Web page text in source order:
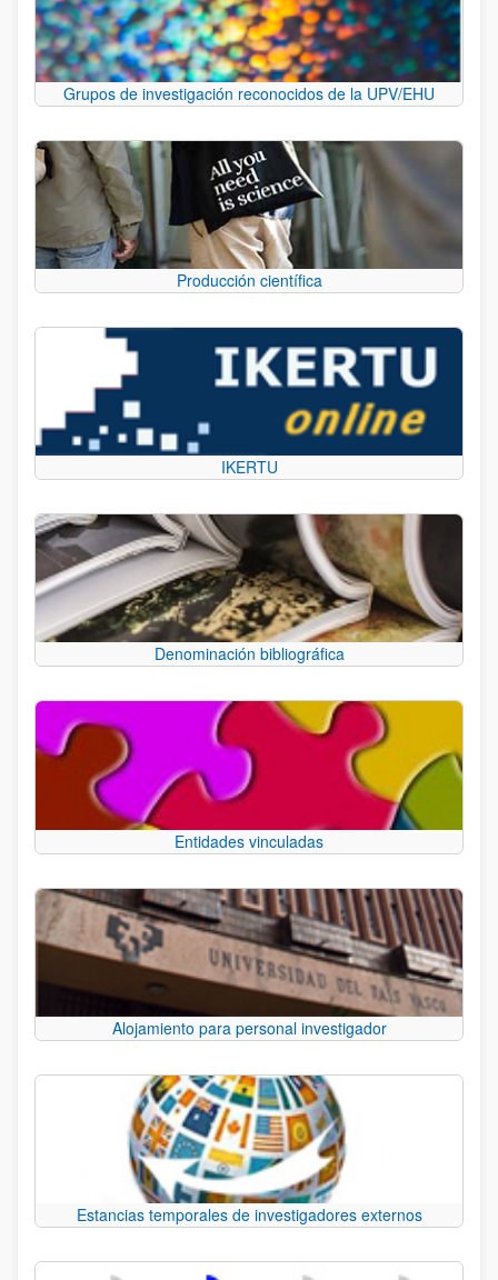
Grupos de investigación reconocidos de la UPV/EHU
Producción científica
IKERTU
Denominación bibliográfica
Entidades vinculadas
Alojamiento para personal investigador
Estancias temporales de investigadores externos